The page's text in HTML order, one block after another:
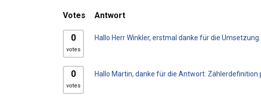
Votes Antwort
0
votes
Hallo Herr Winkler, erstmal danke für die
0
votes
Hallo Martin, danke für die Antwort. Zählerdefinition